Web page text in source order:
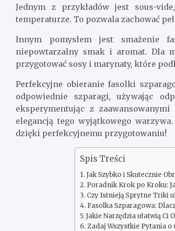
Jednym z przykładów jest sous-
temperaturze. To pozwala zachować
Innym pomysłem jest smażenie
niepowtarzalny smak i aromat. Dla
przygotować sosy i marynaty, które
Perfekcyjne obieranie fasolki
odpowiednie szparagi, używając
eksperymentując z
elegancją tego wyjątkowego
dzięki perfekcyjnemu przygotowaniu!
Spis Treści
Jak Szybko i Skutecznie
Poradnik Krok po Kroku:
Czy Istnieją Sprytne Triki
Fasolka Szparagowa:
Jakie Narzędzia ułatwią Ci
Zadaj Wszystkie Pytania